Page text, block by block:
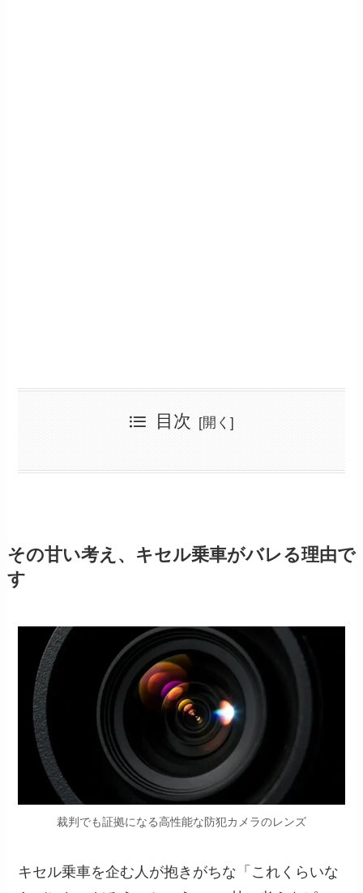
目次
専門家が語る「魔が差した時」の正しい行動
【総括】この記事でわかる、キセル乗車がバレる理由の全て
その甘い考え、キセル乗車がバレる理由で
す
裁判でも証拠になる高性能な防犯カメラのレンズ
キセル乗車を企む人が抱きがちな「これくらいな